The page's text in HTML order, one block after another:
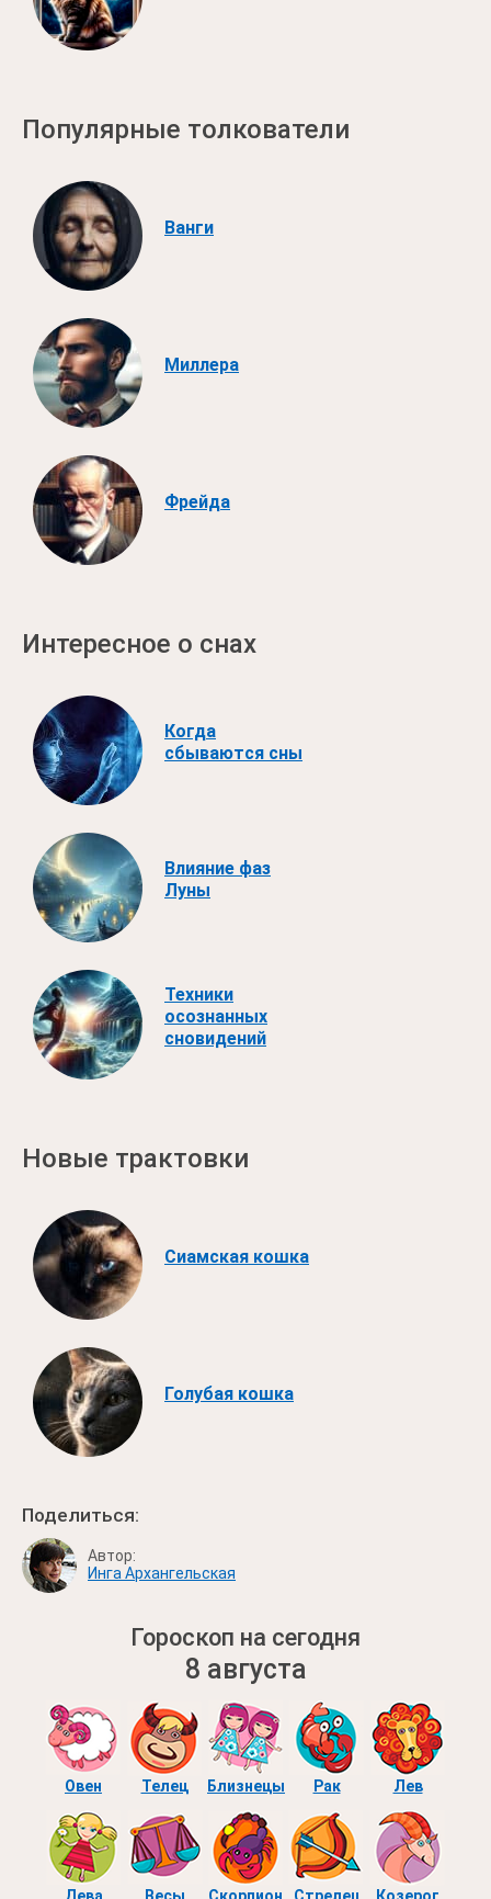
Популярные толкователи
Ванги
Миллера
Фрейда
Интересное о снах
Когда
сбываются сны
Влияние фаз
Луны
Техники
осознанных
сновидений
Новые трактовки
Сиамская кошка
Голубая кошка
Поделиться:
Автор:
Инга Архангельская
Гороскоп на сегодня
8 августа
Овен Телец Близнецы Рак Лев